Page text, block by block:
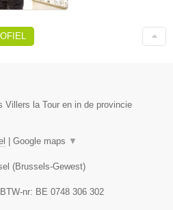
Villers la Tour en in de provincie
Google maps ▼
(Brussels-Gewest)
, BTW-nr: BE 0748 306 302